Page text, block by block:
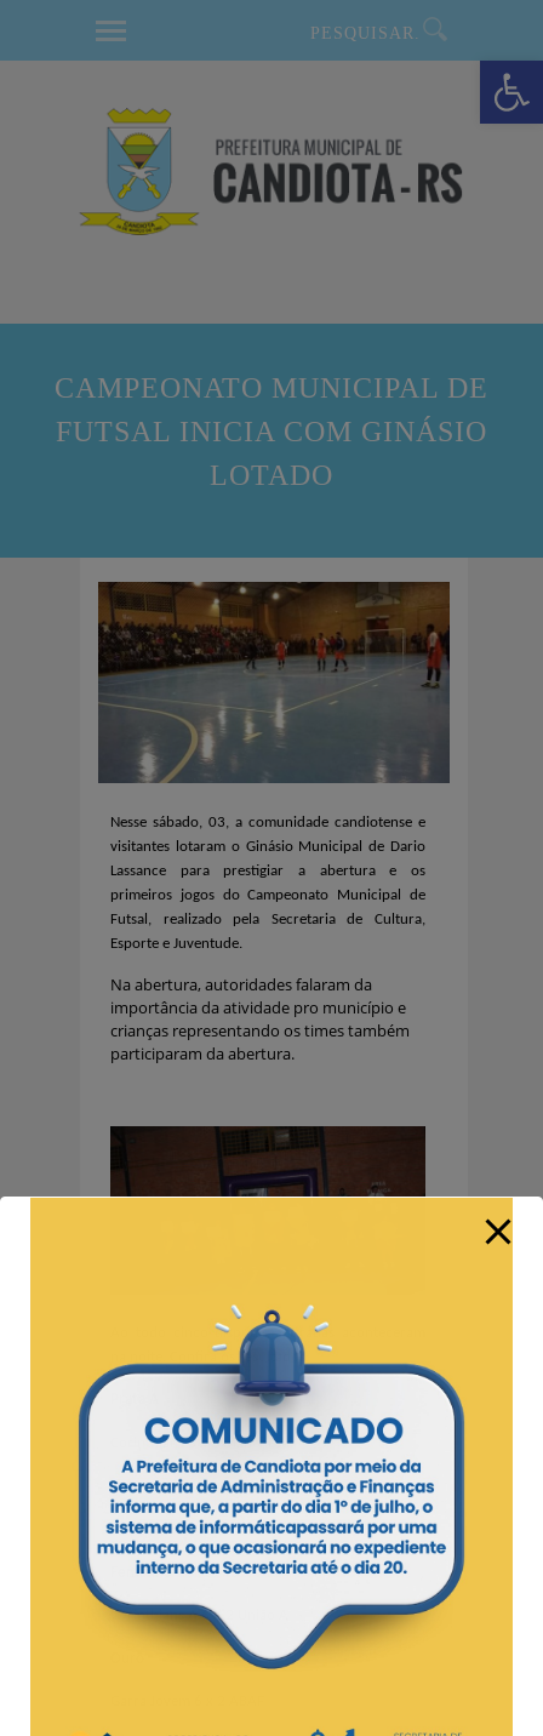
Barra de Ferramentas Aberta
CAMPEONATO MUNICIPAL DE
FUTSAL INICIA COM GINÁSIO
LOTADO
Nesse sábado, 03, a comunidade candiotense e
visitantes lotaram o Ginásio Municipal de Dario
Lassance para prestigiar a abertura e os
primeiros jogos do Campeonato Municipal de
Futsal, realizado pela Secretaria de Cultura,
Esporte e Juventude.
Na abertura, autoridades falaram da
importância da atividade pro município e
crianças representando os times também
participaram da abertura.
Ao todo cinco disputas acirradas aconteceram
na noite. Confira os resultados:
Corinthians 5 x 5 Manchester
Veterano
UPN/AFCEE 2 x 4 Summer Informática
Feminino
Corinthians A 6 X 2 União A